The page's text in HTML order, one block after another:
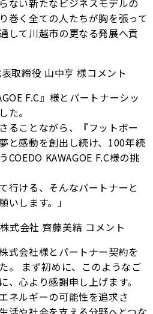
ない新たなビジネスモデルの
巻く全ての人たちが胸を張って
して川越市の更なる発展へ貢
取締役 山中亨 様コメント
F.C』様とパートナーシッ
た。
ることながら、『フットボー
と感動を創出し続け、100年続
COEDO KAWAGOE F.C様の挑
行ける、そんなパートナーと
いします。」
式会社 齊藤美結 コメント
式会社様とパートナー契約を
。 まず初めに、このようなご
心より感謝申し上げます。
ネルギーの可能性を追求さ